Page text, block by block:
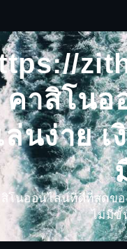
content
คาสิโนอ
ล่นง่าย
โนออนไลน์ที่ดีที่สุดขอ
ไม่มีขั้